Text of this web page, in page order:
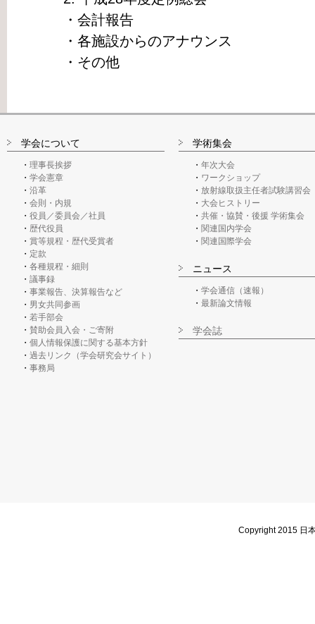
・会計報告
・各施設からのアナウンス
・その他
学会について
理事長挨拶
学会憲章
沿革
会則・内規
役員／委員会／社員
歴代役員
賞等規程・歴代受賞者
定款
各種規程・細則
議事録
事業報告、決算報告など
男女共同参画
若手部会
賛助会員入会・ご寄附
個人情報保護に関する基本方針
過去リンク（学会研究会サイト）
事務局
学術集会
年次大会
ワークショップ
放射線取扱主任者試験講習会
大会ヒストリー
共催・協賛・後援 学術集会
関連国内学会
関連国際学会
ニュース
学会通信（速報）
最新論文情報
学会誌
Copyright 2015 日